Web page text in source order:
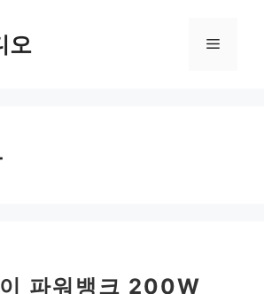
오 메
파워뱅크 200W